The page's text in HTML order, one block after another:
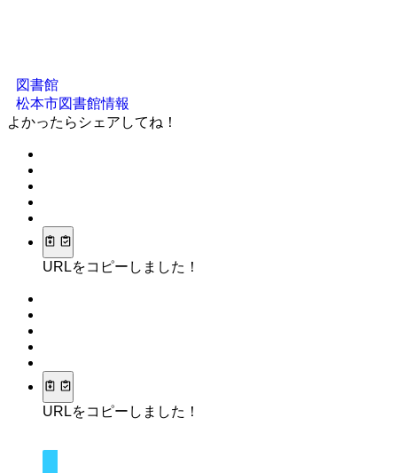
図書館
松本市図書館情報
よかったらシェアしてね！
URLをコピーしました！
URLをコピーしました！